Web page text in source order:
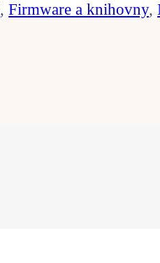
,Firmware a knihovny,